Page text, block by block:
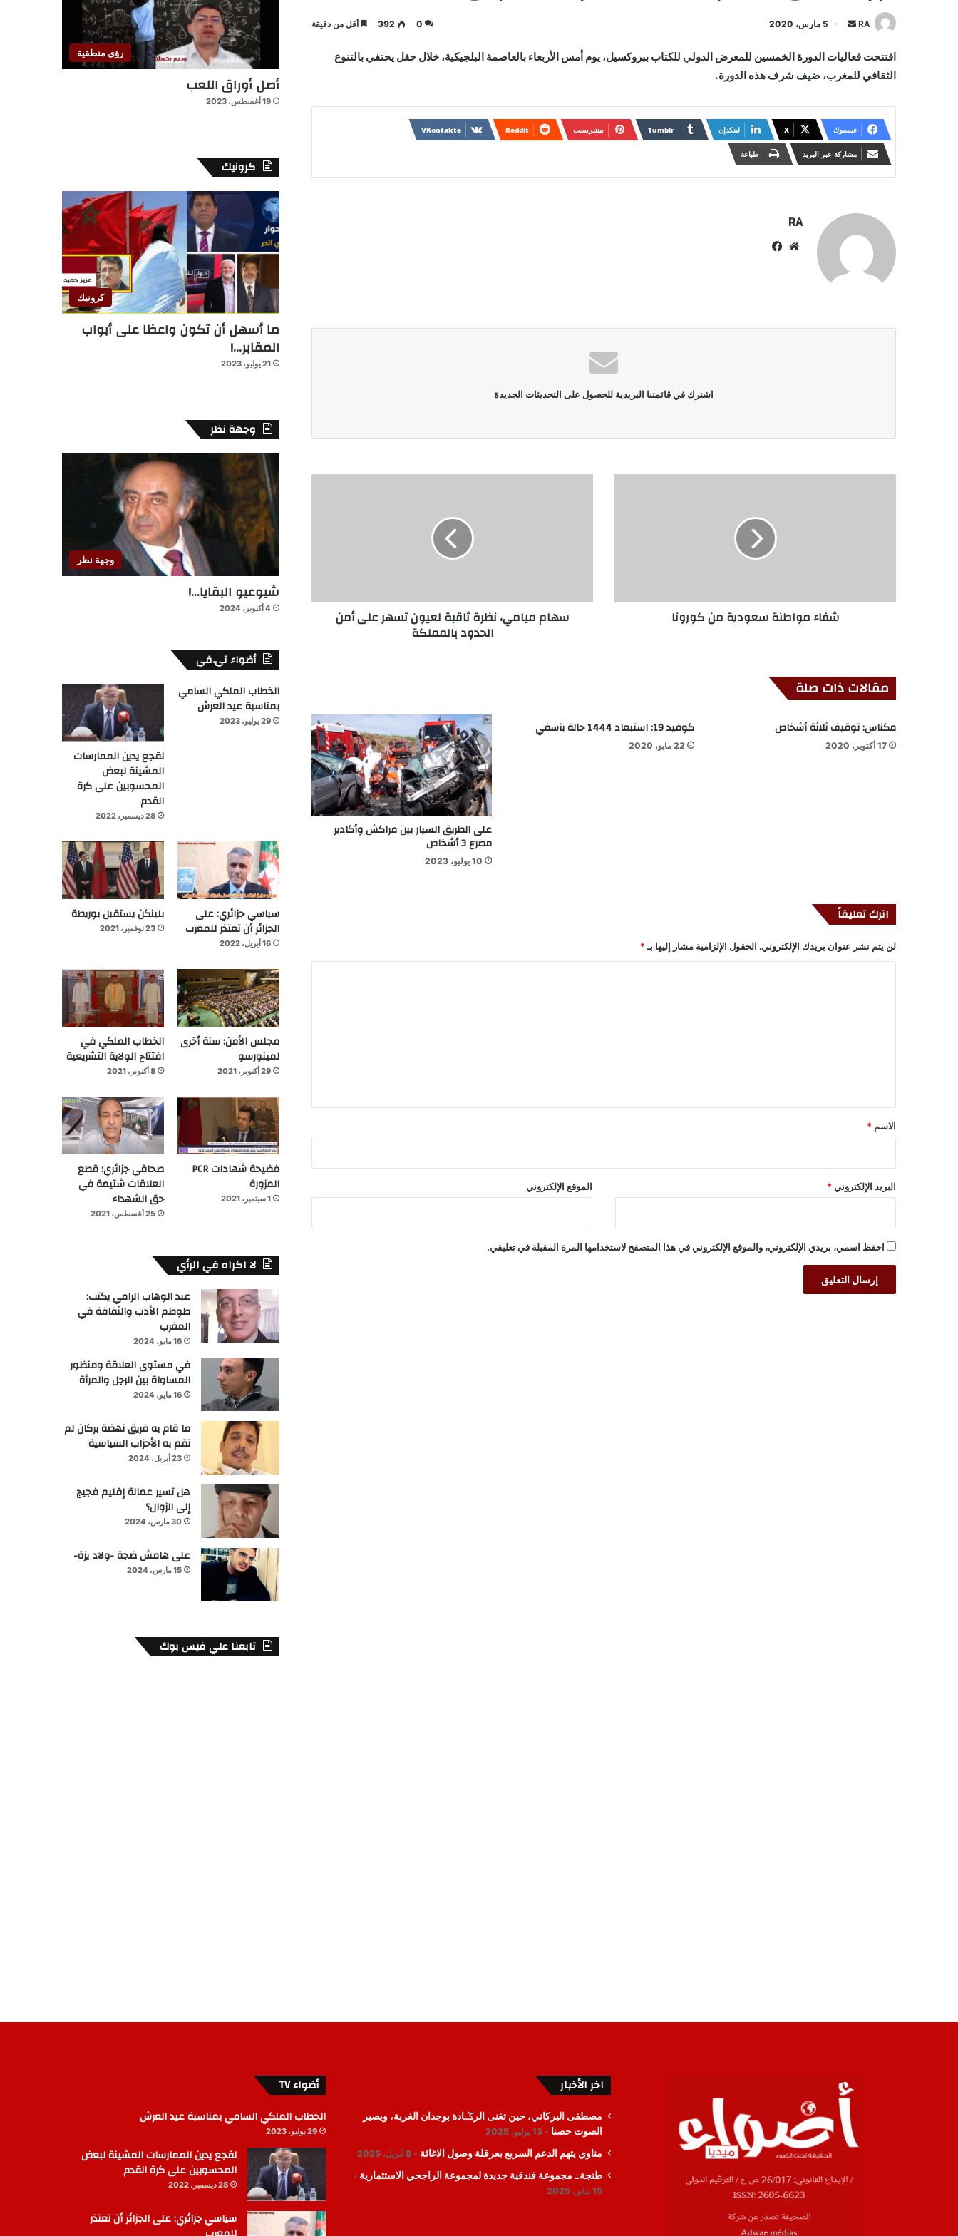
RA
أرسل
إلكترونيا
5 مارس، 2020 0
392 أقل من دقيقة
افتتحت فعاليات الدورة الخمسين للمعرض الدولي للكتاب ببروكسيل، يوم أمس الأربعاء بالعاصمة البلجيكية، خلال حفل يحتفي بالتنوع
الثقافي للمغرب، ضيف شرف هذه الدورة.
فيسبوك X لينكدإن بينتيريست
مشاركة عبر البريد طباعة
RA
موقع
اشترك في قائمتنا البريدية للحصول على التحديثات الجديدة
شفاء مواطنة سعودية من كورونا سهام ميامي، نظرة ثاقبة لعيون تسهر على أمن
الحدود بالمملكة
مقالات ذات صلة
مكناس: توقيف ثلاثة أشخاص
17 أكتوبر، 2020
كوفيد 19: استبعاد 1444 حالة بآسفي
22 مايو، 2020
على الطريق السيار بين مراكش وأكادير
مصرع 3 أشخاص
10 يوليو، 2023
اترك تعليقاً
لن يتم نشر عنوان بريدك الإلكتروني. الحقول الإلزامية مشار إليها بـ *
*
الاسم *
البريد الإلكتروني * الموقع الإلكتروني
احفظ اسمي، بريدي الإلكتروني، والموقع الإلكتروني في هذا المتصفح لاستخدامها المرة المقبلة في تعليقي.
رؤى منطقية
أصل أوراق اللعب
19 أغسطس، 2023
كرونيك
كرونيك
ما أسهل أن تكون واعظا على أبواب
المقابر…!
21 يوليو، 2023
وجهة نظر
وجهة نظر
شيوعيو البقايا…!
4 أكتوبر، 2024
أضواء تي.في
الخطاب الملكي السامي
بمناسبة عيد العرش
29 يوليو، 2023
لقجع يدين الممارسات
المشينة لبعض
المحسوبين على كرة
القدم
28 ديسمبر، 2022
سياسي جزائري: على
الجزائر أن تعتذر للمغرب
16 أبريل، 2022
بلينكن يستقبل بوريطة
23 نوفمبر، 2021
مجلس الأمن: سنة أخرى
لمينورسو
29 أكتوبر، 2021
الخطاب الملكي في
افتتاح الولاية التشريعية
8 أكتوبر، 2021
فضيحة شهادات PCR
المزورة
1 سبتمبر، 2021
صحافي جزائري: قطع
العلاقات شتيمة في
حق الشهداء
25 أغسطس، 2021
لا اكراه في الرأي
عبد الوهاب الرامي يكتب:
طوطم الأدب والثقافة في
المغرب
16 مايو، 2024
في مستوى العلاقة ومنظور
المساواة بين الرجل والمرأة
16 مايو، 2024
ما قام به فريق نهضة بركان لم
تقم به الأحزاب السياسية
23 أبريل، 2024
هل تسير عمالة إقليم فجيج
إلى الزوال؟
30 مارس، 2024
على هامش ضجة -ولاد يزة-
15 مارس، 2024
تابعنا علي فيس بوك
اخر الأخبار
مصطفى البركاني، حين تغنى الرݣادة بوجدان الغربة، ويصير
الصوت حصنا
13 يوليو، 2025
مناوي يتهم الدعم السريع بعرقلة وصول الاغاثة 8 أبريل، 2025
طنجة.. مجموعة فندقية جديدة لمجموعة الراجحي الاستثمارية
15 يناير، 2025
أضواء TV
الخطاب الملكي السامي بمناسبة عيد العرش
29 يوليو، 2023
لقجع يدين الممارسات المشينة لبعض
المحسوبين على كرة القدم
28 ديسمبر، 2022
سياسي جزائري: على الجزائر أن تعتذر